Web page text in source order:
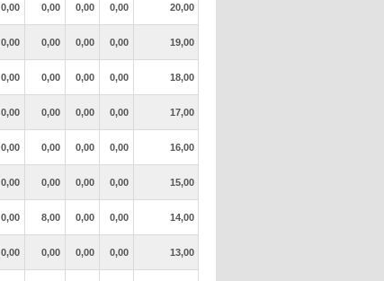
0,00 0,00 0,00 0,00 20,00
0,00 0,00 0,00 0,00 19,00
0,00 0,00 0,00 0,00 18,00
0,00 0,00 0,00 0,00 17,00
0,00 0,00 0,00 0,00 16,00
0,00 0,00 0,00 0,00 15,00
0,00 8,00 0,00 0,00 14,00
0,00 0,00 0,00 0,00 13,00